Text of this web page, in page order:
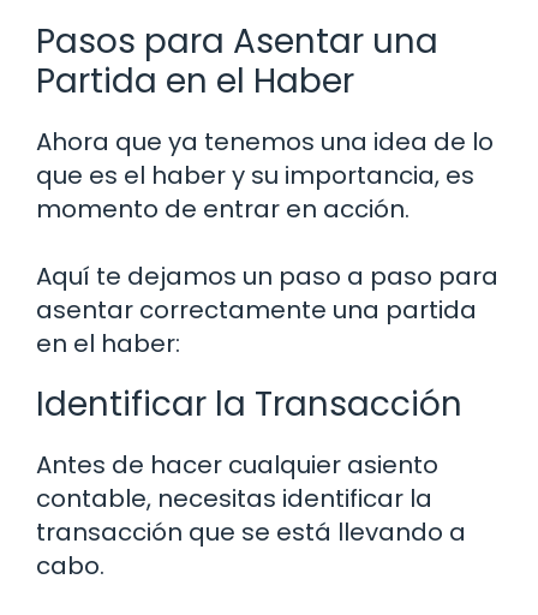
Pasos para Asentar una
Partida en el Haber
Ahora que ya tenemos una idea de lo
que es el haber y su importancia, es
momento de entrar en acción.
Aquí te dejamos un paso a paso para
asentar correctamente una partida
en el haber:
Identificar la Transacción
Antes de hacer cualquier asiento
contable, necesitas identificar la
transacción que se está llevando a
cabo.